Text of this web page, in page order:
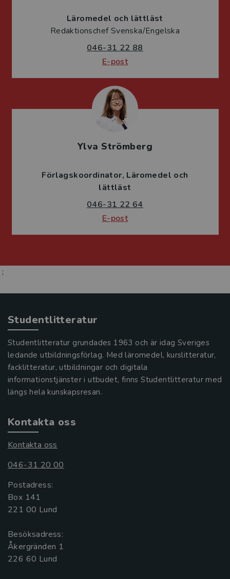
Läromedel och lättläst
Redaktionschef Svenska/Engelska
046-31 22 88
E-post
Ylva Strömberg
Förlagskoordinator Läromedel och
lättläst
046-31 22 64
E-post
;
Studentlitteratur
Studentlitteratur grundades 1963 och är idag Sveriges
ledande utbildningsförlag. Med läromedel, kurslitteratur,
facklitteratur, utbildningar och digitala
informationstjänster i utbudet, finns Studentlitteratur med
längs hela kunskapsresan.
Kontakta oss
Kontakta oss
046-31 20 00
Postadress:
Box 141
221 00 Lund
Besöksadress:
Åkergränden 1